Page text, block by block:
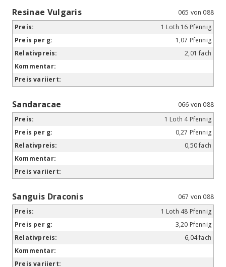
Resinae Vulgaris
065 von 088
1 Loth 16 Pfennig
1,07 Pfennig
2,01 fach
Sandaracae
066 von 088
1 Loth 4 Pfennig
0,27 Pfennig
0,50 fach
Sanguis Draconis
067 von 088
1 Loth 48 Pfennig
3,20 Pfennig
6,04 fach